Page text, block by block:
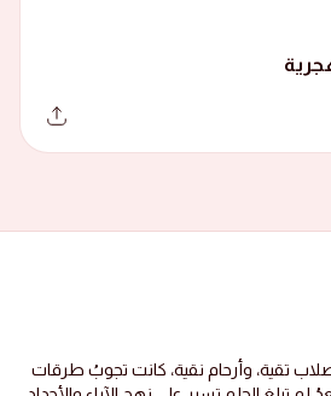
تقية، وأرحام نقية، كانت تجوبُ طرقات